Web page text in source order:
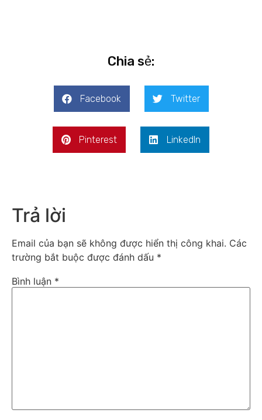
Chia sẻ:
Facebook Twitter
Pinterest LinkedIn
Trả lời
Email của bạn sẽ không được hiển thị công khai. Các
trường bắt buộc được đánh dấu *
Bình luận *